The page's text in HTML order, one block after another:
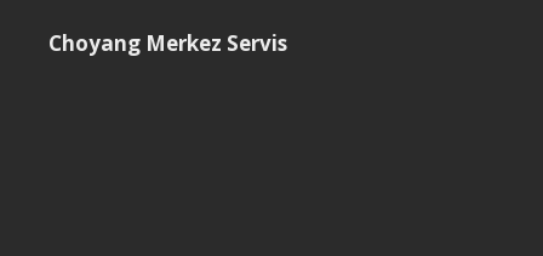
Choyang Merkez Servis